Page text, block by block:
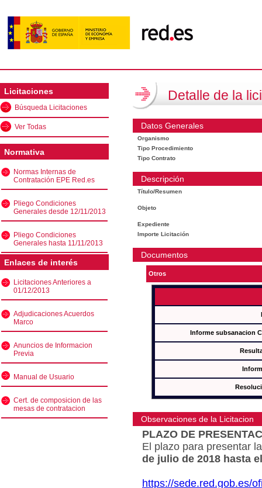
Licitaciones
Búsqueda Licitaciones
Ver Todas
Normativa
Normas Internas de
Contratación EPE Red.es
Pliego Condiciones
Generales desde 12/11/2013
Pliego Condiciones
Generales hasta 11/11/2013
Enlaces de interés
Licitaciones Anteriores a
01/12/2013
Adjudicaciones Acuerdos
Marco
Anuncios de Informacion
Previa
Manual de Usuario
Cert. de composicion de las
mesas de contratacion
Detalle de la
Datos Generales
Organismo
Tipo Procedimiento
Tipo Contrato
Descripción
Título/Resumen
Objeto
Expediente
Importe Licitación
Documentos
Otros
Informe subsanacion
Observaciones de la Licitacion
PLAZO DE
El plazo para presentar
de julio de 2018 hasta
https://sede.red.gob.es/